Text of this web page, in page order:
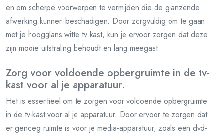
en om scherpe voorwerpen te vermijden die de glanzende
afwerking kunnen beschadigen. Door zorgvuldig om te gaan
met je hoogglans witte tv kast, kun je ervoor zorgen dat deze
zijn mooie uitstraling behoudt en lang meegaat.
Zorg voor voldoende opbergruimte in de tv-
kast voor al je apparatuur.
Het is essentieel om te zorgen voor voldoende opbergruimte
in de tv-kast voor al je apparatuur. Door ervoor te zorgen dat
er genoeg ruimte is voor je media-apparatuur, zoals een dvd-